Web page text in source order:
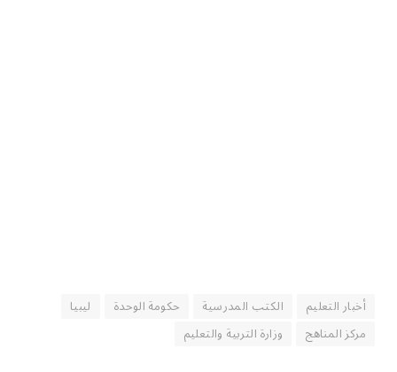
أخبار التعليم الكتب المدرسية حكومة الوحدة
ليبيا
مركز المناهج
وزارة التربية والتعليم